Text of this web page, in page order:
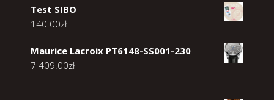
Test SIBO
140.00zł
Maurice Lacroix PT6148-SS001-230
7 409.00zł